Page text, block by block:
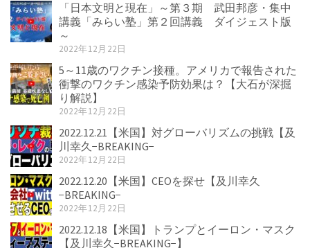
「日本文明と現在」～第３期 武田邦彦・集中
講義「みらい塾」第２回講義 ダイジェスト版
～
2022年12月22日
5～11歳のワクチン接種。アメリカで報告された
衝撃のワクチン感染予防効果は？【大石が深掘
り解説】
2022年12月22日
2022.12.21【米国】対グローバリズムの挑戦【及
川幸久−BREAKING−
2022年12月22日
2022.12.20【米国】CEOを探せ【及川幸久
−BREAKING−
2022年12月22日
2022.12.18【米国】トランプとイーロン・マスク
【及川幸久−BREAKING−】